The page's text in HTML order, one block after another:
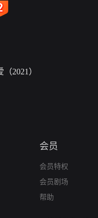
（2021）
会员
会员特权
会员剧场
帮助